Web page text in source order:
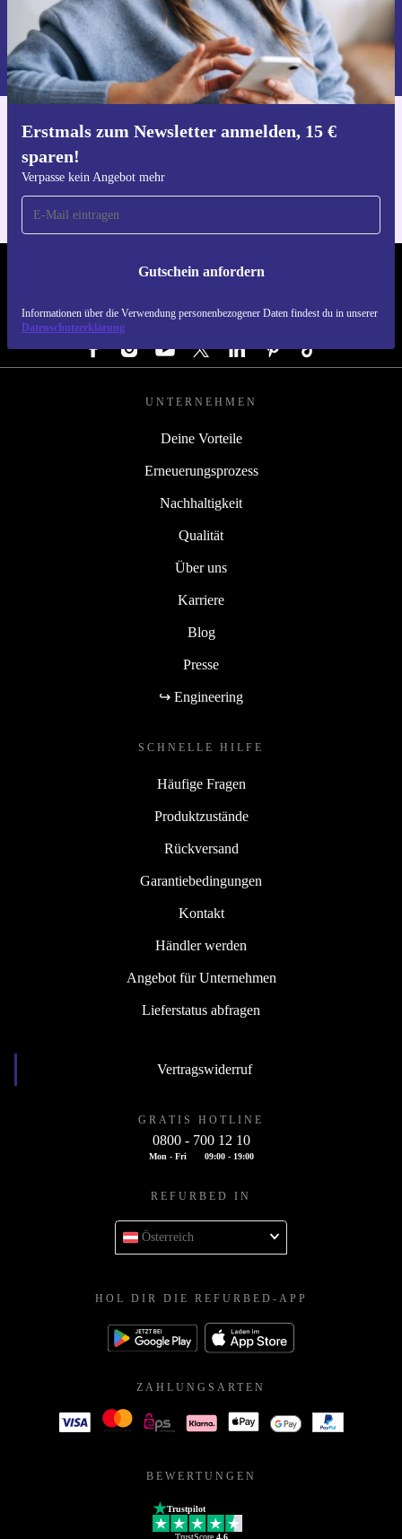
Erstmals zum Newsletter anmelden, 15 €
sparen!
Verpasse kein Angebot mehr
Gutschein anfordern
Informationen über die Verwendung personenbezogener Daten findest du in unserer
Datenschutzerklärung
Gutschein anfordern
Informationen über die Verwendung personenbezogener Daten findest
du in unserer
Datenschutzerklärung.
Hol dir die refurbed-App
REFURBED ÖSTERREICH - RETHINK NEW.
FOLGE UNS
UNTERNEHMEN
Deine Vorteile
Erneuerungsprozess
Nachhaltigkeit
Qualität
Über uns
Karriere
Blog
Presse
↪ Engineering
SCHNELLE HILFE
Häufige Fragen
Produktzustände
Rückversand
Garantiebedingungen
Kontakt
Händler werden
Angebot für Unternehmen
Lieferstatus abfragen
Vertragswiderruf
GRATIS HOTLINE
0800 - 700 12 10
Mon - Fri 09:00 - 19:00
REFURBED IN
Österreich
HOL DIR DIE REFURBED-APP
ZAHLUNGSARTEN
BEWERTUNGEN
Trustpilot
TrustScore 4.6